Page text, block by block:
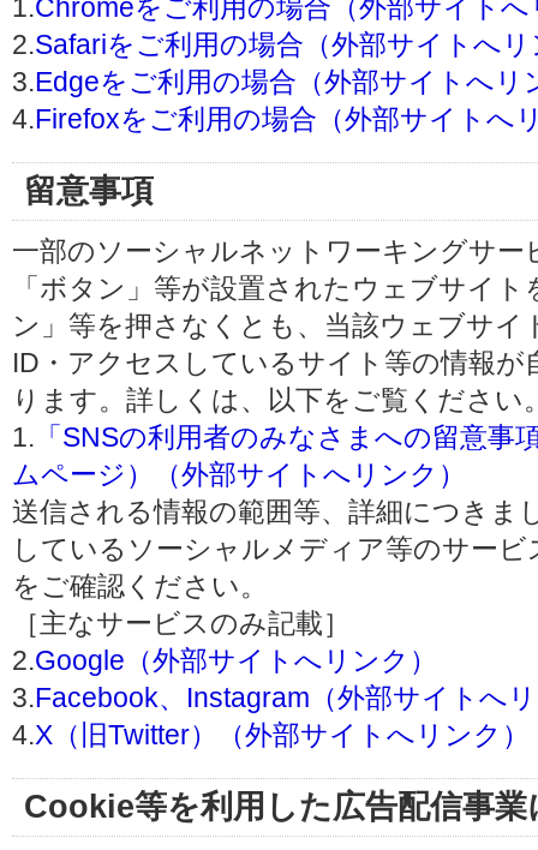
1.Chromeをご利用の場合（外部サイト
2.Safariをご利用の場合（外部サイトへ
3.Edgeをご利用の場合（外部サイトへリ
4.Firefoxをご利用の場合（外部サイトへ
留意事項
一部のソーシャルネットワーキングサー
「ボタン」等が設置されたウェブサイ
ン」等を押さなくとも、当該ウェブサイ
ID・アクセスしているサイト等の情報
ります。詳しくは、以下をご覧ください
1. 「SNSの利用者のみなさまへの留意事
ムページ）（外部サイトへリンク）
送信される情報の範囲等、詳細につきま
しているソーシャルメディア等のサー
をご確認ください。
［主なサービスのみ記載］
2.Google（外部サイトへリンク）
3.Facebook、Instagram（外部サイトへ
4.X（旧Twitter）（外部サイトへリンク）
Cookie等を利用した広告配信事